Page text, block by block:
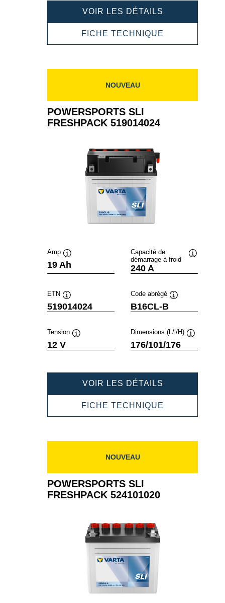
VOIR LES DÉTAILS
FRESHPACK
524100020
FICHE TECHNIQUE
NOUVEAU
POWERSPORTS SLI
FRESHPACK 519014024
Amp
Infobulle
19 Ah
Capacité de
démarrage à froid
240 A
ETN
Infobulle
519014024
Code abrégé
B16CL-B
Tension
12 V
Dimensions (L/l/H)
176/101/176
VOIR LES DÉTAILS
FRESHPACK
519014024
FICHE TECHNIQUE
NOUVEAU
POWERSPORTS SLI
FRESHPACK 524101020